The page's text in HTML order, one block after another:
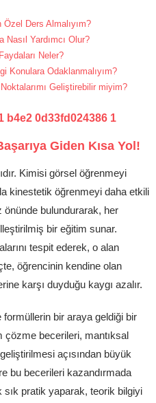
Ders Almalıyım?
Yardımcı Olur?
Neler?
Konulara Odaklanmalıyım?
Geliştirebilir miyim?
Giden Kısa Yol!
Kimisi görsel öğrenmeyi
kinestetik öğrenmeyi daha etkili
önünde bulundurarak, her
bir eğitim sunar.
tespit ederek, o alan
öğrencinin kendine olan
karşı duyduğu kaygı azalır.
formüllerin bir araya geldiği bir
çözme becerileri, mantıksal
açısından büyük
bu becerileri kazandırmada
sık pratik yaparak, teorik bilgiyi